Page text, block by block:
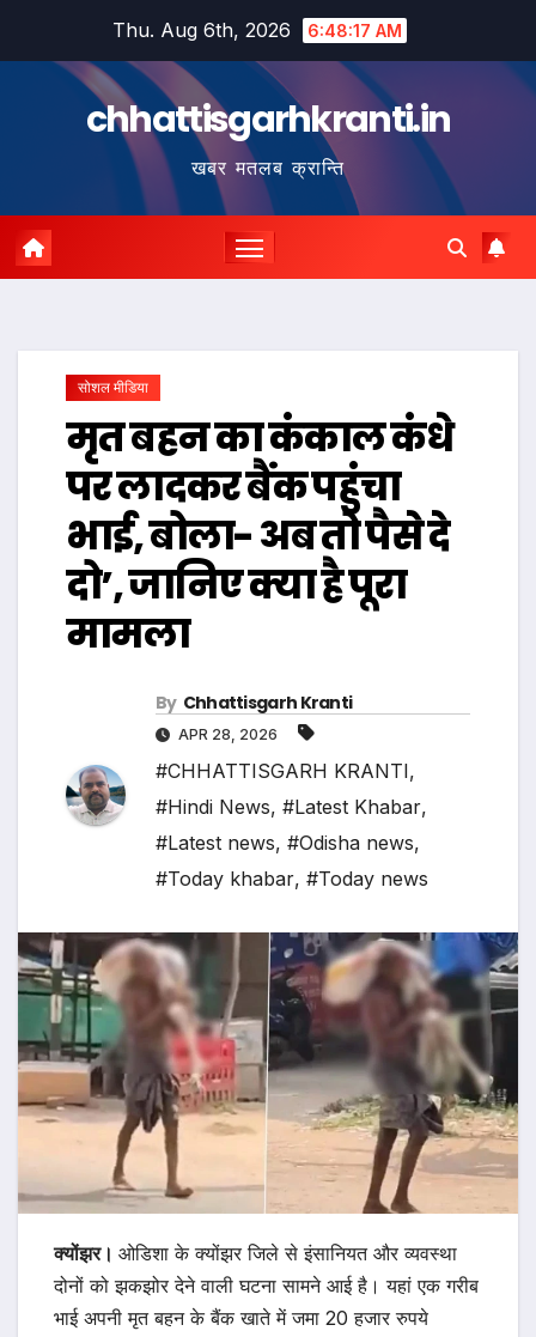
Thu. Aug 6th, 2026 6:48:18 AM
chhattisgarhkranti.in
खबर मतलब क्रान्ति
सोशल मीडिया
मृत बहन का कंकाल कंधे
पर लादकर बैंक पहुंचा
भाई, बोला- अब तो पैसे दे
दो’, जानिए क्या है पूरा
मामला
By Chhattisgarh Kranti
APR 28, 2026
#CHHATTISGARH KRANTI,
#Hindi News, #Latest Khabar,
#Latest news, #Odisha news,
#Today khabar, #Today news
क्योंझर। ओडिशा के क्योंझर जिले से इंसानियत और व्यवस्था
दोनों को झकझोर देने वाली घटना सामने आई है। यहां एक गरीब
भाई अपनी मृत बहन के बैंक खाते में जमा 20 हजार रुपये